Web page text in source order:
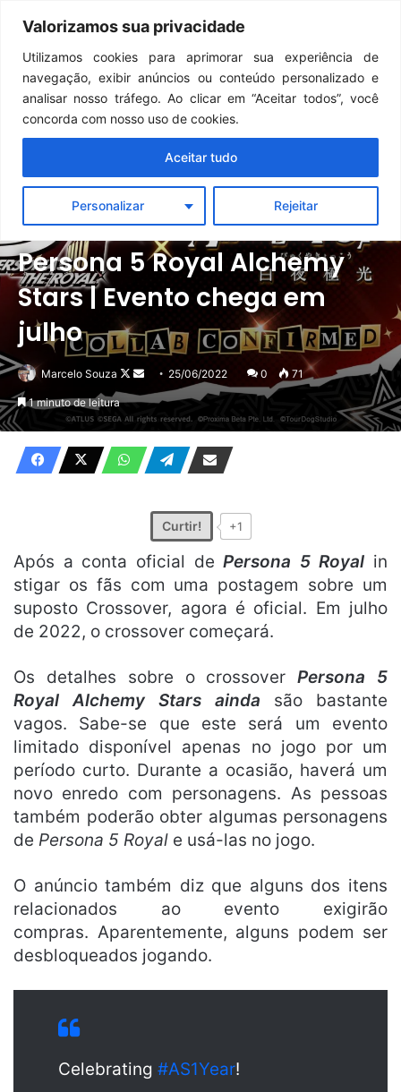
Valorizamos sua privacidade
Utilizamos cookies para aprimorar sua experiência de
navegação, exibir anúncios ou conteúdo personalizado e
analisar nosso tráfego. Ao clicar em “Aceitar todos”, você
concorda com nosso uso de cookies.
Personalizar Rejeitar
Aceitar tudo
Menu
Notícias Outros
Persona 5 Royal Alchemy
Stars | Evento chega em
julho
Marcelo Souza
Follow
on
X
Mande
um
e-
25/06/2022 0 71
1 minuto de leitura
Curtir! +1
Após a conta oficial dePersona 5 Royal in
stigar os fãs com uma postagem sobre um
suposto Crossover, agora é oficial. Em julho
de 2022, o crossover começará.
Os detalhes sobre o crossoverPersona 5
Royal Alchemy Stars
ainda são bastante
vagos. Sabe-se que este será um evento
limitado disponível apenas no jogo por um
período curto. Durante a ocasião, haverá um
novo enredo com personagens. As pessoas
também poderão obter algumas personagens
de Persona 5 Royal e usá-las no jogo.
O anúncio também diz que alguns dos itens
relacionados ao evento exigirão
compras. Aparentemente, alguns podem ser
desbloqueados jogando.
Celebrating #AS1Year!